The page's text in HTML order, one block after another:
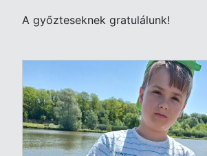
A győzteseknek gratulálunk!